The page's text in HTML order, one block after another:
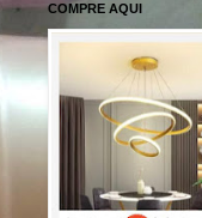
COMPRE AQUI